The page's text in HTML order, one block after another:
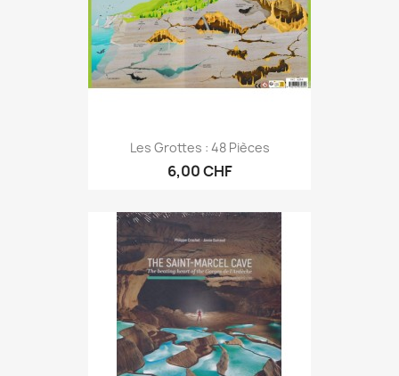
Les Grottes : 48 Pièces
6,00 CHF